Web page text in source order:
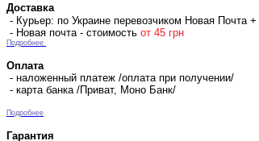
Доставка
- Курьер: по Украине перевозчиком Новая Почта +
- Новая почта - стоимость от 45 грн
Подробнее
Оплата
- наложенный платеж /оплата при получении/
- карта банка /Приват, Моно Банк/
Подробнее
Гарантия